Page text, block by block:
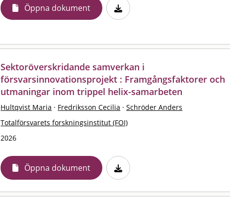
Öppna dokument
Sektoröverskridande samverkan i
försvarsinnovationsprojekt : Framgångsfaktorer och
utmaningar inom trippel helix-samarbeten
Hultqvist Maria · Fredriksson Cecilia · Schröder Anders
Totalförsvarets forskningsinstitut (FOI)
2026
Öppna dokument